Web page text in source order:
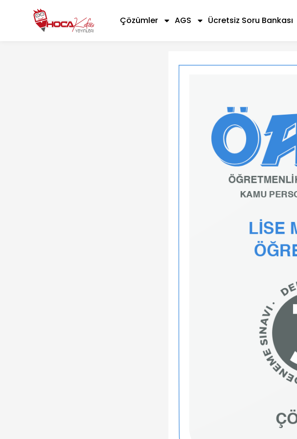
Çözümler AGS Ücretsiz Soru Bankası